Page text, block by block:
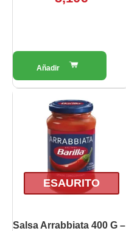
ESAURITO
Salsa Arrabbiata 400 G –